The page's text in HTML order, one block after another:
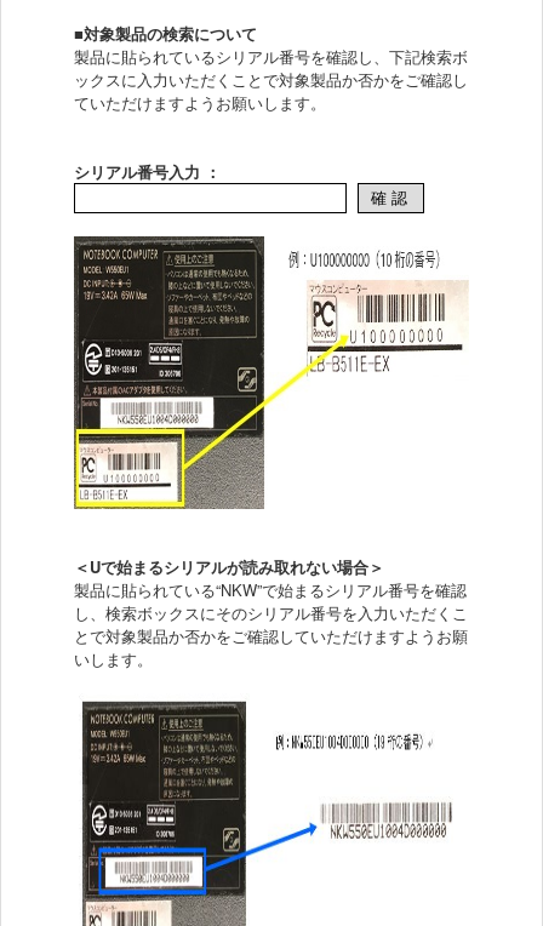
■対象製品の検索について
製品に貼られているシリアル番号を確認し、下記検索ボ
ックスに入力いただくことで対象製品か否かをご確認し
ていただけますようお願いします。
シリアル番号入力 ：
＜Uで始まるシリアルが読み取れない場合＞
製品に貼られている“NKW”で始まるシリアル番号を確認
し、検索ボックスにそのシリアル番号を入力いただくこ
とで対象製品か否かをご確認していただけますようお願
いします。